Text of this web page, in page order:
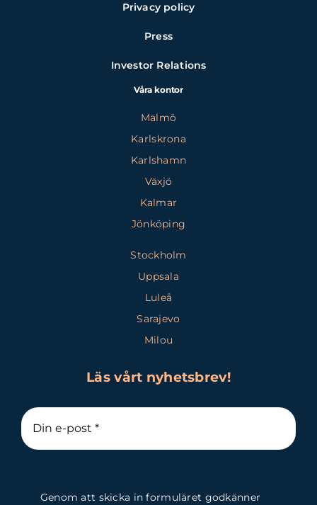
Privacy policy
Press
Investor Relations
Våra kontor
Malmö
Karlskrona
Karlshamn
Växjö
Kalmar
Jönköping
Stockholm
Uppsala
Luleå
Sarajevo
Milou
Läs vårt nyhetsbrev!
Genom att skicka in formuläret godkänner